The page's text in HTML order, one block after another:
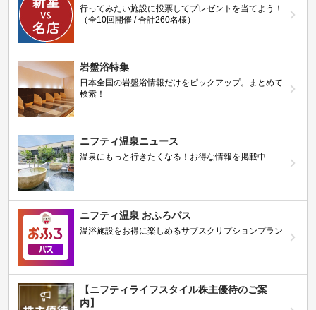
行ってみたい施設に投票してプレゼントを当てよう！
（全10回開催 / 合計260名様）
岩盤浴特集
日本全国の岩盤浴情報だけをピックアップ。まとめて
検索！
ニフティ温泉ニュース
温泉にもっと行きたくなる！お得な情報を掲載中
ニフティ温泉 おふろパス
温浴施設をお得に楽しめるサブスクリプションプラン
【ニフティライフスタイル株主優待のご案
内】